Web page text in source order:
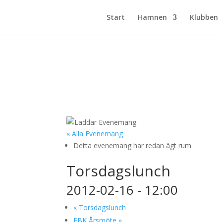
Start Hamnen Klubben
« Alla Evenemang
Detta evenemang har redan ägt rum.
Torsdagslunch
2012-02-16 - 12:00
« Torsdagslunch